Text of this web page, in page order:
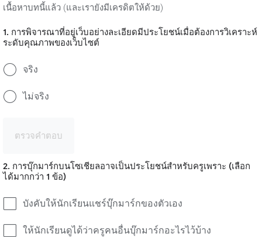
เนื้อหาบทนี้แล้ว (และเรายังมีเครดิตให้ด้วย)
1. การพิจารณาที่อยู่เว็บอย่างละเอียดมีประโยชน์เมื่อต้องการวิเคราะห์
ระดับคุณภาพของเว็บไซต์
จริง
ไม่จริง
ตรวจคำตอบ
2. การบุ๊กมาร์กบนโซเชียลอาจเป็นประโยชน์สำหรับครูเพราะ (เลือก
ได้มากกว่า 1 ข้อ)
บังคับให้นักเรียนแชร์บุ๊กมาร์กของตัวเอง
ให้นักเรียนดูได้ว่าครูคนอื่นบุ๊กมาร์กอะไรไว้บ้าง